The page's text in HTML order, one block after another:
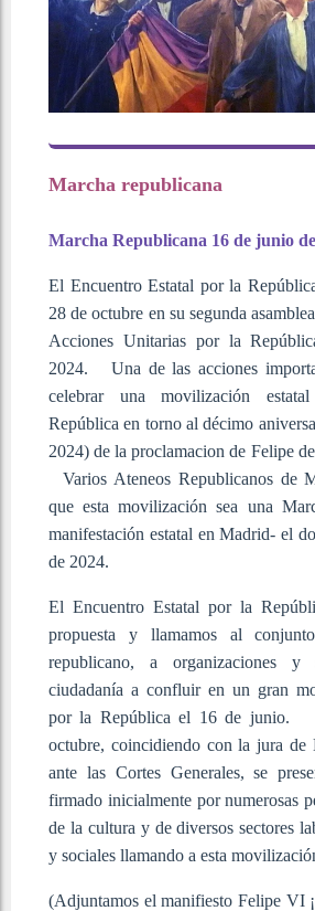
Marcha republicana
Marcha Republicana 16 de junio
El Encuentro Estatal por la
28 de octubre en su segunda
Acciones Unitarias por la
2024. Una de las acciones
celebrar una movilización
República en torno al décimo
2024) de la proclamacion de Felipe
Varios Ateneos Republicanos de
que esta movilización sea una
manifestación estatal en Madrid- el
de 2024.
El Encuentro Estatal por la
propuesta y llamamos al
republicano, a organizaciones
ciudadanía a confluir en un gran
por la República el 16 de junio.
octubre, coincidiendo con la jura de
ante las Cortes Generales, se
firmado inicialmente por numerosas
de la cultura y de diversos sectores
y sociales llamando a esta
(Adjuntamos el manifiesto Felipe VI